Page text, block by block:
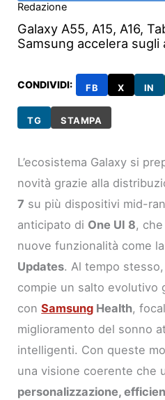
Redazione
Galaxy A55, A15, A16,
Samsung accelera
CONDIVIDI: FB X IN
TG STAMPA
L’ecosistema Galaxy si
novità grazie alla
7 su più dispositivi mid-
anticipato di One UI 8,
nuove funzionalità come la
Updates. Al tempo
compie un salto evolutivo
conSamsung Health,
miglioramento del sonno
intelligenti. Con queste
una visione coerente che
personalizzazione,